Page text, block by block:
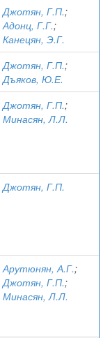
Джотян, Г.П.;
Адонц, Г.Г.;
Канецян, Э.Г.
Джотян, Г.П.;
Дъяков, Ю.Е.
Джотян, Г.П.;
Минасян, Л.Л.
Джотян, Г.П.
Арутюнян, А.Г.;
Джотян, Г.П.;
Минасян, Л.Л.